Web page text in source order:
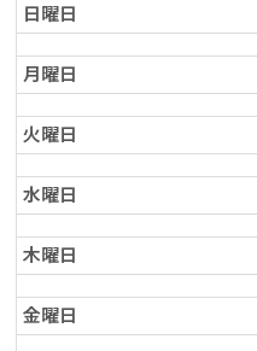
日曜日
月曜日
火曜日
水曜日
木曜日
金曜日